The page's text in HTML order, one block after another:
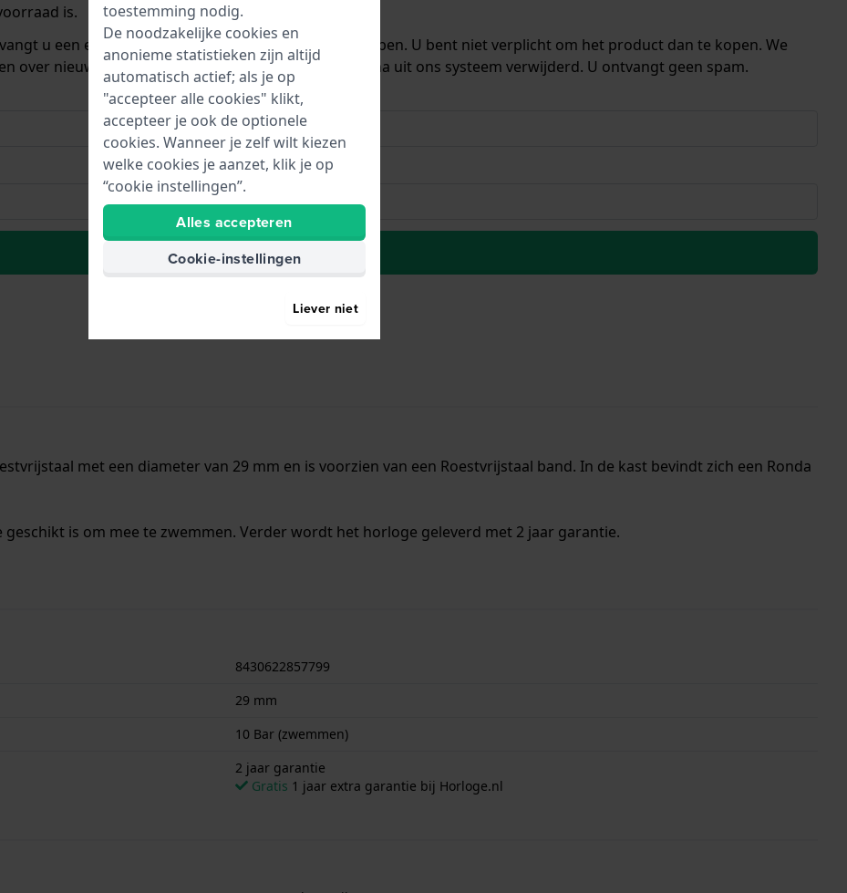
is.
u een e-mail zodra we het weer op voorraad hebben. U bent niet verplicht om het product dan te kopen. We
over nieuwe voorraad. Het wordt onmiddellijk daarna uit ons systeem verwijderd. U ontvangt geen spam.
Plaats in wenslijst
met een diameter van 29 mm en is voorzien van een Roestvrijstaal band. In de kast bevindt zich een Ronda
is om mee te zwemmen. Verder wordt het horloge geleverd met 2 jaar garantie.
8430622857799
29 mm
10 Bar (zwemmen)
2 jaar garantie
Gratis 1 jaar extra garantie bij Horloge.nl
toestemming nodig.
De noodzakelijke cookies en
anonieme statistieken zijn altijd
automatisch actief; als je op
"accepteer alle cookies" klikt,
accepteer je ook de optionele
cookies. Wanneer je zelf wilt kiezen
welke cookies je aanzet, klik je op
“cookie instellingen”.
Alles accepteren
Cookie-instellingen
Liever niet